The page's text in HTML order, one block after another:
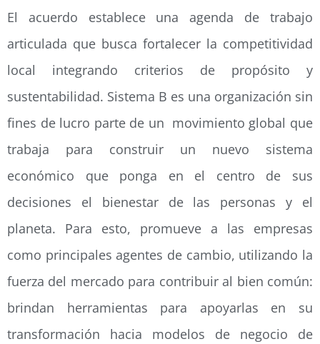
El acuerdo establece una agenda de trabajo
articulada que busca fortalecer la competitividad
local integrando criterios de propósito y
sustentabilidad. Sistema B es una organización sin
fines de lucro parte de un movimiento global que
trabaja para construir un nuevo sistema
económico que ponga en el centro de sus
decisiones el bienestar de las personas y el
planeta. Para esto, promueve a las empresas
como principales agentes de cambio, utilizando la
fuerza del mercado para contribuir al bien común:
brindan herramientas para apoyarlas en su
transformación hacia modelos de negocio de